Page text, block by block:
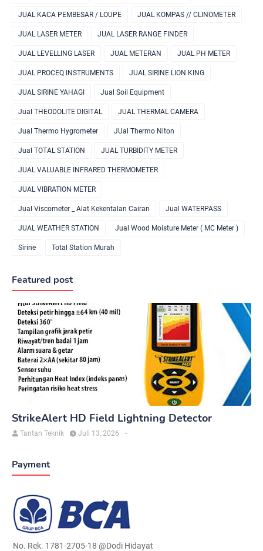
JUAL KACA PEMBESAR / LOUPE JUAL KOMPAS // CLINOMETER
JUAL LASER METER JUAL LASER RANGE FINDER
JUAL LEVELLING LASER JUAL METERAN JUAL PH METER
JUAL PROCEQ INSTRUMENTS JUAL SIRINE LION KING
JUAL SIRINE YAHAGI Jual Soil Equipment
Jual THEODOLITE DIGITAL JUAL THERMAL CAMERA
Jual Thermo Hygrometer JUal Thermo Niton
Jual TOTAL STATION JUAL TURBIDITY METER
JUAL VALUABLE INFRARED THERMOMETER
JUAL VIBRATION METER
Jual Viscometer _ Alat Kekentalan Cairan Jual WATERPASS
JUAL WEATHER STATION Jual Wood Moisture Meter ( MC Meter )
Sirine Total Station Murah
Featured post
StrikeAlert HD Field Lightning Detector
Tantan Teknik -
Juli 13, 2026
Payment
No. Rek. 1781-2705-18 @Dodi Hidayat